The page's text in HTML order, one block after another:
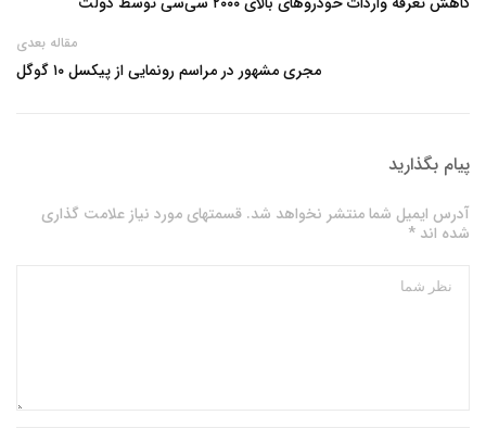
مقاله بعدی
مجری مشهور در مراسم رونمایی از پیکسل ۱۰ گوگل
پیام بگذارید
آدرس ایمیل شما منتشر نخواهد شد. قسمتهای مورد نیاز علامت گذاری
شده اند *